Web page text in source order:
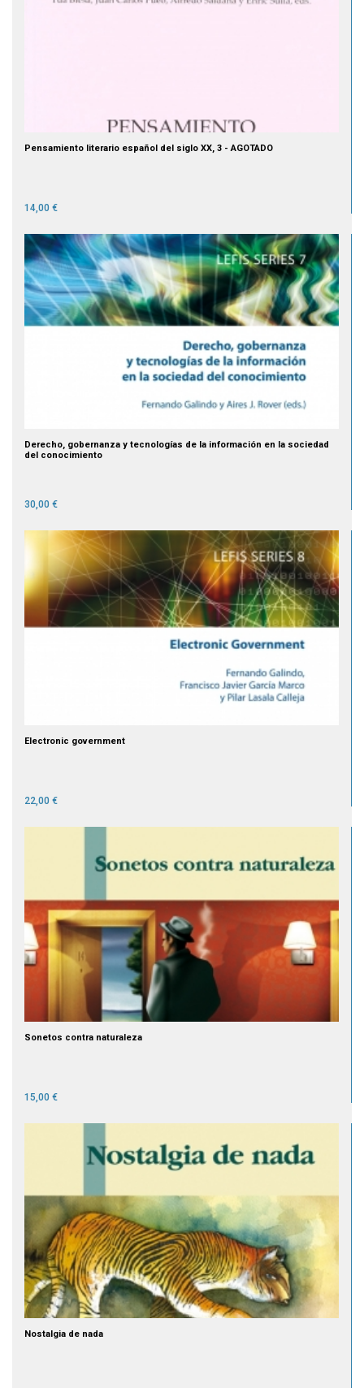
Pensamiento literario español del siglo XX, 3 - AGOTADO
14,00 €
Derecho, gobernanza y tecnologías de la información en la sociedad
del conocimiento
30,00 €
Electronic government
22,00 €
Sonetos contra naturaleza
15,00 €
Nostalgia de nada